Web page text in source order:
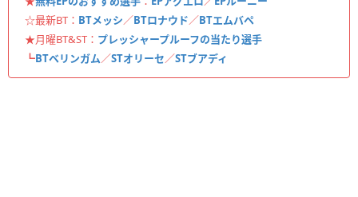
☆最新BT： BTメッシ／BTロナウド／BTエムバペ
★月曜BT&ST： プレッシャープルーフの当たり選手
┗BTベリンガム／STオリーセ／STブアディ